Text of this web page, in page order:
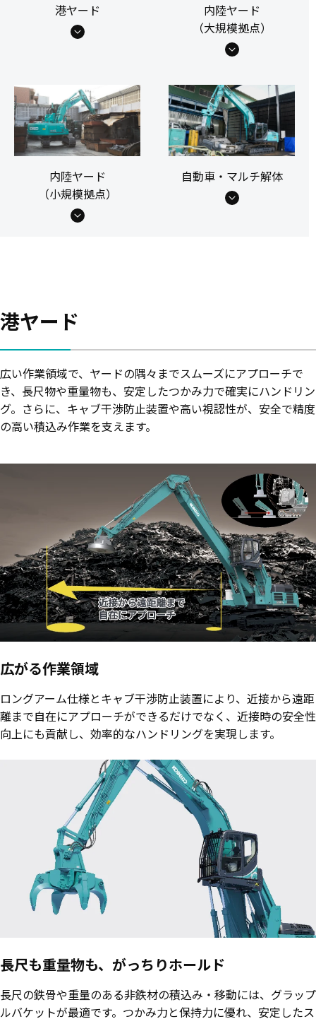
港ヤード
内陸ヤード
（大規模拠点）
内陸ヤード
（小規模拠点）
自動車・マルチ解体
港ヤード
広い作業領域で、ヤードの隅々までスムーズにアプローチで
き、長尺物や重量物も、安定したつかみ力で確実にハンドリン
グ。さらに、キャブ干渉防止装置や高い視認性が、安全で精度
の高い積込み作業を支えます。
広がる作業領域
ロングアーム仕様とキャブ干渉防止装置により、近接から遠距
離まで自在にアプローチができるだけでなく、近接時の安全性
向上にも貢献し、効率的なハンドリングを実現します。
長尺も重量物も、がっちりホールド
長尺の鉄骨や重量のある非鉄材の積込み・移動には、グラップ
ルバケットが最適です。つかみ力と保持力に優れ、安定したス